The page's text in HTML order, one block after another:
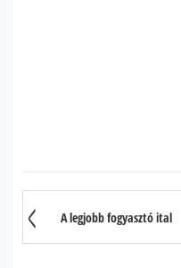
A legjobb fogyasztó ital